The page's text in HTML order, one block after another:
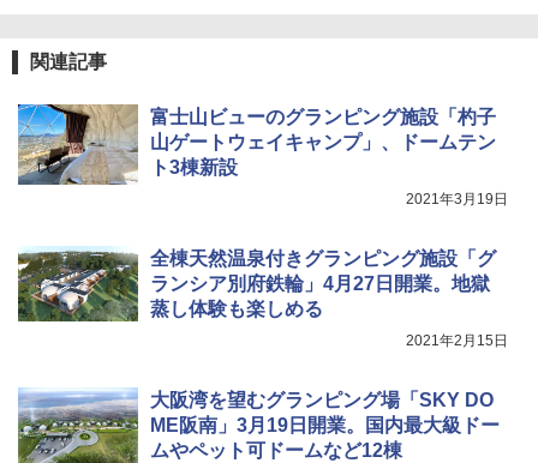
き
￥6,459
USB充電式 高精度 超長距離照射 長時間使用
可能 安全ロック付き 高安全性 金属製耐久 コ
ンパクト多機能設計 持ち運び便利 アウトド
ア/オフィス/教育現場/展示会用 緑
関連記事
富士山ビューのグランピング施設「杓子
山ゲートウェイキャンプ」、ドームテン
ト3棟新設
2021年3月19日
全棟天然温泉付きグランピング施設「グ
ランシア別府鉄輪」4月27日開業。地獄
蒸し体験も楽しめる
2021年2月15日
大阪湾を望むグランピング場「SKY DO
ME阪南」3月19日開業。国内最大級ドー
ムやペット可ドームなど12棟